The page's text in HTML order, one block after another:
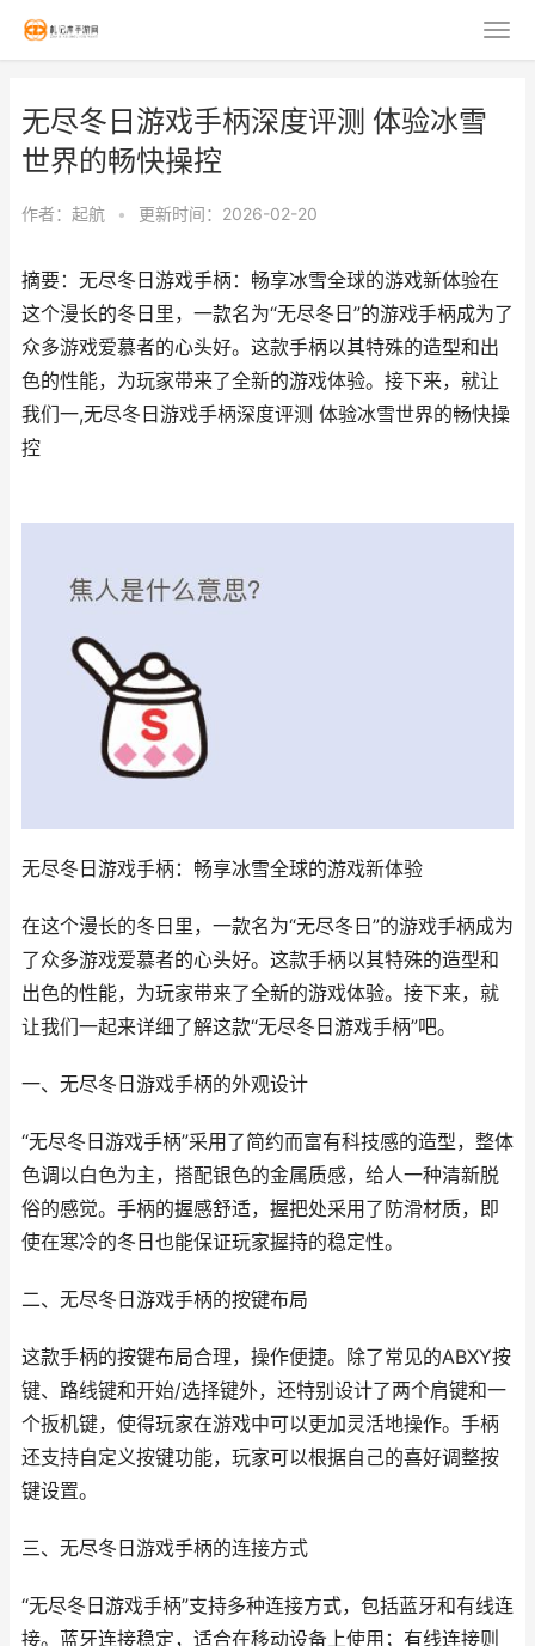
无尽冬日游戏手柄深度评测 体验冰雪
世界的畅快操控
作者： 起航 • 更新时间：2026-02-20
摘要：无尽冬日游戏手柄：畅享冰雪全球的游戏新体验在
这个漫长的冬日里，一款名为“无尽冬日”的游戏手柄成为了
众多游戏爱慕者的心头好。这款手柄以其特殊的造型和出
色的性能，为玩家带来了全新的游戏体验。接下来，就让
我们一,无尽冬日游戏手柄深度评测 体验冰雪世界的畅快操
控
无尽冬日游戏手柄：畅享冰雪全球的游戏新体验
在这个漫长的冬日里，一款名为“无尽冬日”的游戏手柄成为
了众多游戏爱慕者的心头好。这款手柄以其特殊的造型和
出色的性能，为玩家带来了全新的游戏体验。接下来，就
让我们一起来详细了解这款“无尽冬日游戏手柄”吧。
一、无尽冬日游戏手柄的外观设计
“无尽冬日游戏手柄”采用了简约而富有科技感的造型，整体
色调以白色为主，搭配银色的金属质感，给人一种清新脱
俗的感觉。手柄的握感舒适，握把处采用了防滑材质，即
使在寒冷的冬日也能保证玩家握持的稳定性。
二、无尽冬日游戏手柄的按键布局
这款手柄的按键布局合理，操作便捷。除了常见的ABXY按
键、路线键和开始/选择键外，还特别设计了两个肩键和一
个扳机键，使得玩家在游戏中可以更加灵活地操作。手柄
还支持自定义按键功能，玩家可以根据自己的喜好调整按
键设置。
三、无尽冬日游戏手柄的连接方式
“无尽冬日游戏手柄”支持多种连接方式，包括蓝牙和有线连
接。蓝牙连接稳定，适合在移动设备上使用；有线连接则